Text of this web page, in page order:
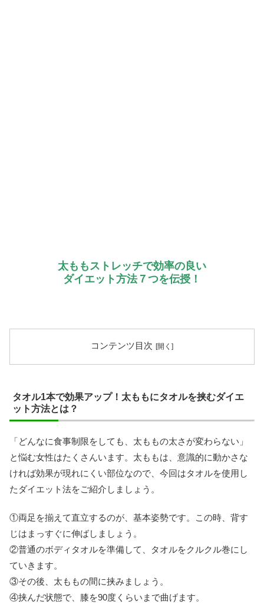
太ももストレッチで効率の良い
ダイエット方法７つを伝授！
コンテンツ目次
タオル1本で効果アップ！太ももにタオルを挟むダイエ
ット方法とは？
「どんなに食事制限をしても、太ももの太さが変わらない」
と悩む女性はたくさんいます。太ももは、意識的に動かさな
ければ効果が現れにくい部位なので、今回はタオルを使用し
たダイエット法をご紹介しましょう。
①両足を揃えて直立するのが、基本姿勢です。この時、背す
じはまっすぐに伸ばしましょう。
②普通のボディタオルを準備して、タオルをクルクル巻にし
ていきます。
③その後、太ももの間に挟みましょう。
④挟んだ状態で、膝を90度くらいまで曲げます。